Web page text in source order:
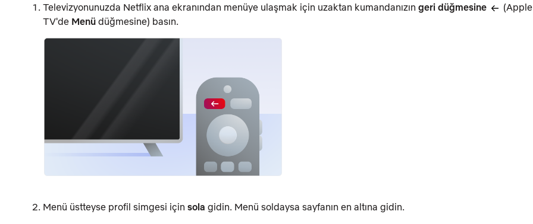
Televizyonunuzda Netflix ana ekranından menüye ulaşmak için uzaktan kumandanızın geri düğmesine
(Apple
TV'de Menü düğmesine) basın.
Menü üstteyse profil simgesi için sola gidin. Menü soldaysa sayfanın en altına gidin.